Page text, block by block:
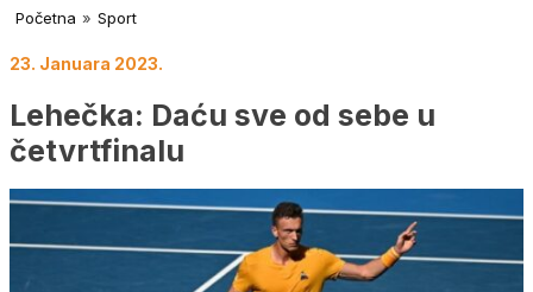
Početna » Sport
23. Januara 2023.
Lehečka: Daću sve od sebe u
četvrtfinalu